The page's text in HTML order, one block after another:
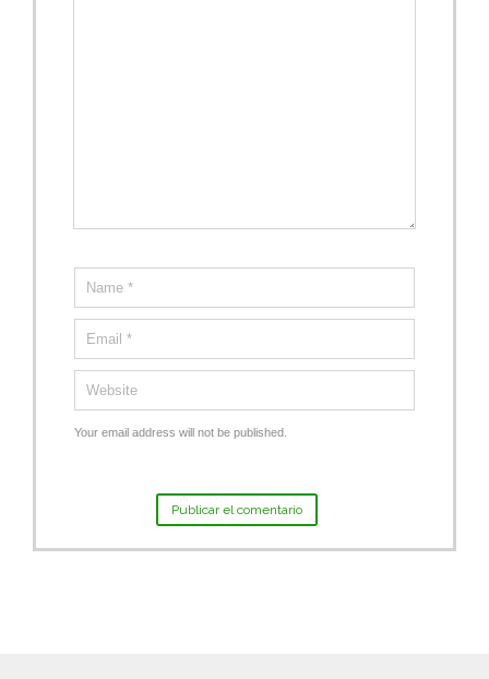
Your email address will not be published.